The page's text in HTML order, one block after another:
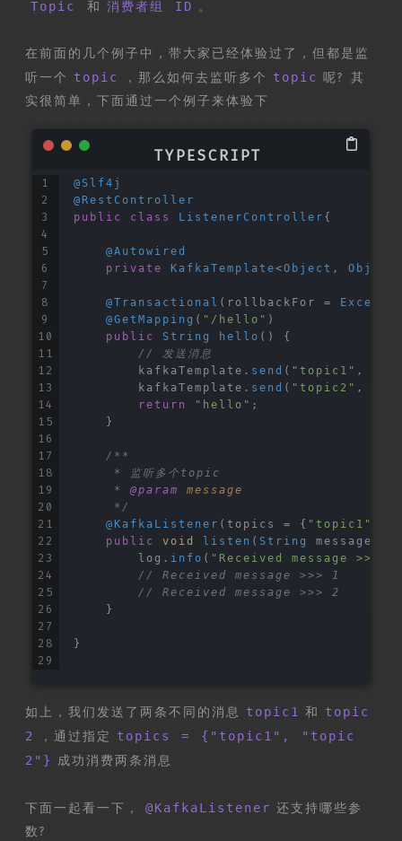
Topic 和 消费者组 ID 。
在前面的几个例子中，带大家已经体验过了，但都是监
听一个
topic ，那么如何去监听多个 topic 呢? 其
实很简单，下面通过一个例子来体验下
@Slf4j
@RestController
public
class ListenerController {
@Autowired
private
KafkaTemplate<Object , Object
@Transactional (rollbackFor =
@GetMapping ( "/hello" )
public
String hello ( ) {
// 发送消息
kafkaTemplate. send ( "topic1" ,
kafkaTemplate. send ( "topic2" ,
return
"hello" ;
}
/**
* 监听多个topic
* @param
message
*/
@KafkaListener (topics = { "topic1"
public
void listen ( String message
log. info ( "Received message >>>
// Received message >>> 1
// Received message >>> 2
}
}
如上，我们发送了两条不同的消息 topic1 和
topic
2
，通过指定
topics = {"topic1", "topic
2"} 成功消费两条消息
下面一起看一下， @KafkaListener 还支持哪些参
数?